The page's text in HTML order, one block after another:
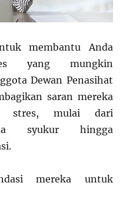
membantu Anda
yang mungkin
Dewan Penasihat
saran mereka
stres, mulai dari
syukur hingga
mereka untuk